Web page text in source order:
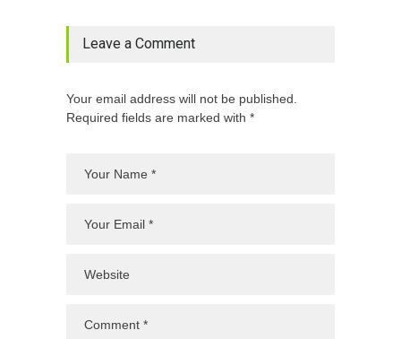
Leave a Comment
Your email address will not be published.
Required fields are marked with *